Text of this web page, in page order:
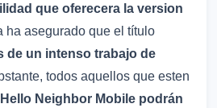
que oferecera la version
ha asegurado que el título
de un intenso trabajo de
todos aquellos que esten
Neighbor Mobile podrán